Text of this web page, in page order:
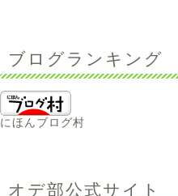
ブログランキング
にほんブログ村
オデ部公式サイト